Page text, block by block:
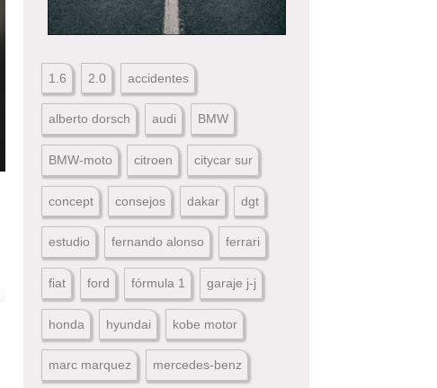
1.6 2.0 accidentes
alberto dorsch audi BMW
BMW-moto citroen citycar sur
concept consejos dakar dgt
estudio fernando alonso ferrari
fiat ford fórmula 1 garaje j-j
honda hyundai kobe motor
marc marquez mercedes-benz